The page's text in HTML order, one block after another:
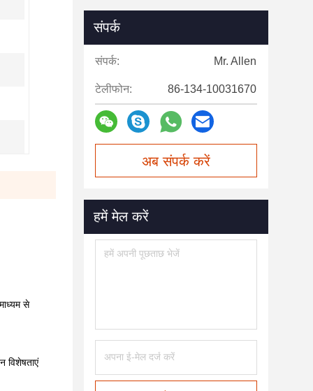
से
विशेषताएं
संपर्क
संपर्क: Mr. Allen
टेलीफोन: 86-134-10031670
अब संपर्क करें
हमें मेल करें